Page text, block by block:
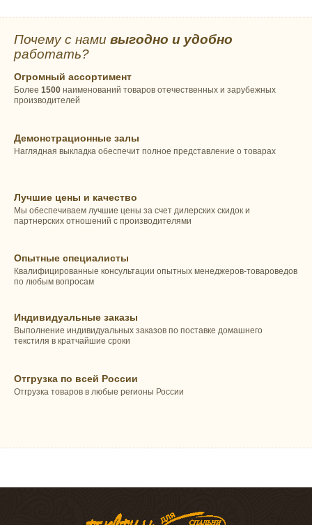
Почему с нами выгодно и удобно
работать?
Огромный ассортимент
Более 1500 наименований товаров отечественных и зарубежных
производителей
Демонстрационные залы
Наглядная выкладка обеспечит полное представление о товарах
Лучшие цены и качество
Мы обеспечиваем лучшие цены за счет дилерских скидок и
партнерских отношений с производителями
Опытные специалисты
Квалифицированные консультации опытных менеджеров-товароведов
по любым вопросам
Индивидуальные заказы
Выполнение индивидуальных заказов по поставке домашнего
текстиля в кратчайшие сроки
Отгрузка по всей России
Отгрузка товаров в любые регионы России